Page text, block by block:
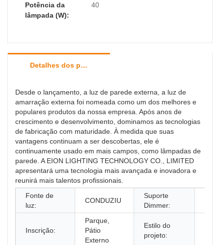
é de grande valor no uso prático.
Potência da
lâmpada (W):
40
Detalhes dos produtos
Desde o lançamento, a luz de parede externa, a luz de
amarração externa foi nomeada como um dos melhores e
populares produtos da nossa empresa. Após anos de
crescimento e desenvolvimento, dominamos as tecnologias
de fabricação com maturidade. À medida que suas
vantagens continuam a ser descobertas, ele é
continuamente usado em mais campos, como lâmpadas de
parede. A EION LIGHTING TECHNOLOGY CO., LIMITED
apresentará uma tecnologia mais avançada e inovadora e
reunirá mais talentos profissionais.
Fonte de
luz:
CONDUZIU
Suporte
Dimmer:
Inscrição:
Parque,
Pátio
Externo
Estilo do
projeto: